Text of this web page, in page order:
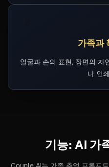
가족과
얼굴과 손의 표현, 장면의 자
나 인
기능: AI 가